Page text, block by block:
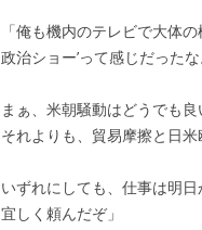
「俺も機内のテレビで大体
政治ショー’って感じだったな
まぁ、米朝騒動はどうでも良
それよりも、貿易摩擦と日
いずれにしても、仕事は明日
宜しく頼んだぞ」